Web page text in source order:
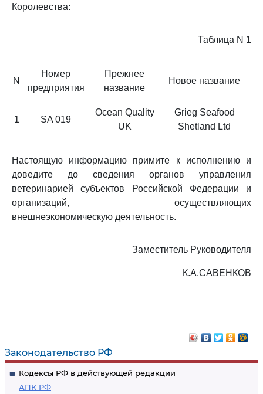
Законодательство РФ
Кодексы РФ в действующей редакции
АПК РФ
Королевства:
Таблица N 1
N
Номер
предприятия
Прежнее
название
Новое название
1 SA 019
Ocean Quality
UK
Grieg Seafood
Shetland Ltd
Настоящую информацию примите к исполнению и
доведите до сведения органов управления
ветеринарией субъектов Российской Федерации и
организаций, осуществляющих
внешнеэкономическую деятельность.
Заместитель Руководителя
К.А.САВЕНКОВ